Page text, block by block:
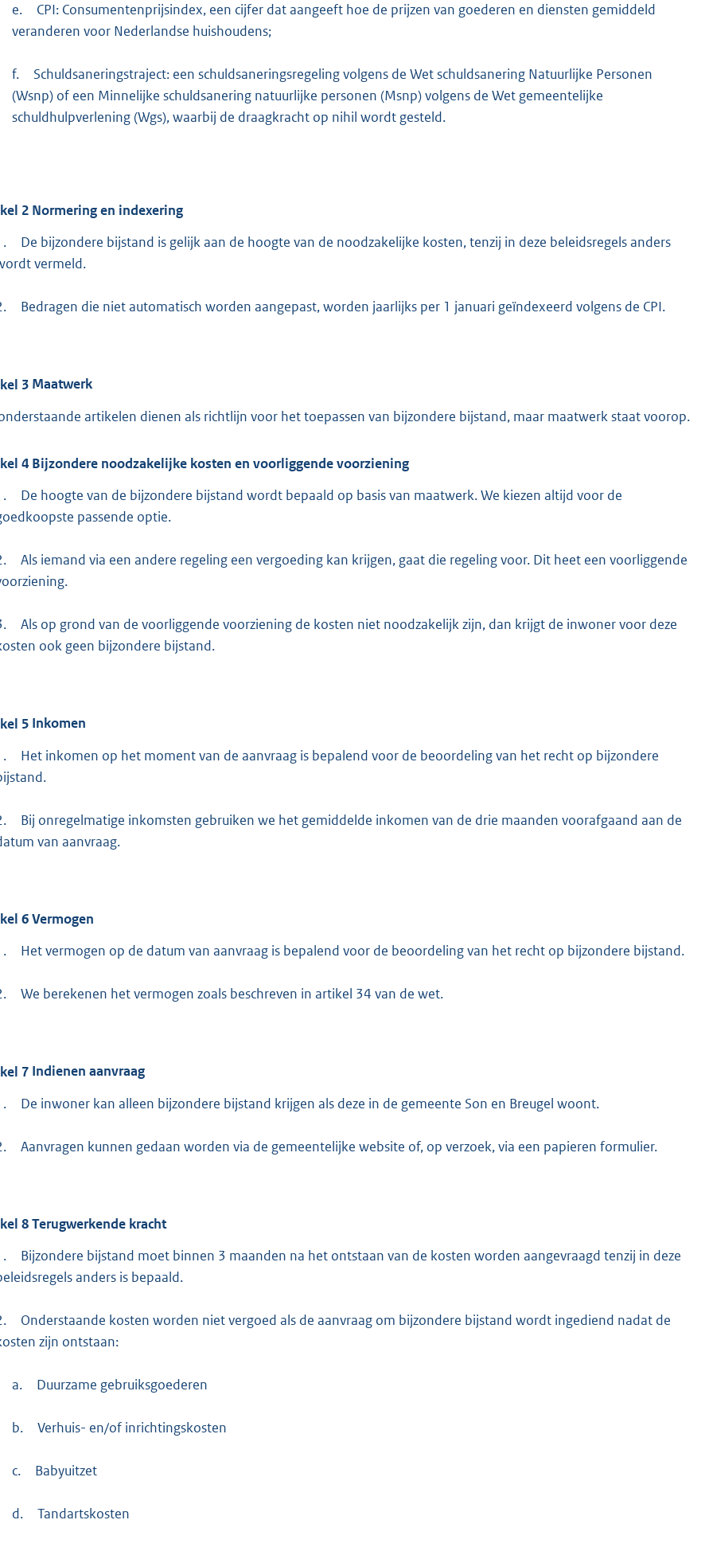
e.
CPI: Consumentenprijsindex, een cijfer dat aangeeft hoe de prijzen van goederen en diensten gemiddeld
veranderen voor Nederlandse huishoudens;
f.
Schuldsaneringstraject: een schuldsaneringsregeling volgens de Wet schuldsanering Natuurlijke Personen
(Wsnp) of een Minnelijke schuldsanering natuurlijke personen (Msnp) volgens de Wet gemeentelijke
schuldhulpverlening (Wgs), waarbij de draagkracht op nihil wordt gesteld.
2 Normering en indexering
De bijzondere bijstand is gelijk aan de hoogte van de noodzakelijke kosten, tenzij in deze beleidsregels anders
vermeld.
Bedragen die niet automatisch worden aangepast, worden jaarlijks per 1 januari geïndexeerd volgens de CPI.
3 Maatwerk
artikelen dienen als richtlijn voor het toepassen van bijzondere bijstand, maar maatwerk staat voorop.
4 Bijzondere noodzakelijke kosten en voorliggende voorziening
De hoogte van de bijzondere bijstand wordt bepaald op basis van maatwerk. We kiezen altijd voor de
passende optie.
Als iemand via een andere regeling een vergoeding kan krijgen, gaat die regeling voor. Dit heet een voorliggende
Als op grond van de voorliggende voorziening de kosten niet noodzakelijk zijn, dan krijgt de inwoner voor deze
ook geen bijzondere bijstand.
5 Inkomen
Het inkomen op het moment van de aanvraag is bepalend voor de beoordeling van het recht op bijzondere
Bij onregelmatige inkomsten gebruiken we het gemiddelde inkomen van de drie maanden voorafgaand aan de
van aanvraag.
6Vermogen
Het vermogen op de datum van aanvraag is bepalend voor de beoordeling van het recht op bijzondere bijstand.
We berekenen het vermogen zoals beschreven in artikel 34 van de wet.
7 Indienen aanvraag
De inwoner kan alleen bijzondere bijstand krijgen als deze in de gemeente Son en Breugel woont.
Aanvragen kunnen gedaan worden via de gemeentelijke website of, op verzoek, via een papieren formulier.
8Terugwerkende kracht
Bijzondere bijstand moet binnen 3 maanden na het ontstaan van de kosten worden aangevraagd tenzij in deze
anders is bepaald.
Onderstaande kosten worden niet vergoed als de aanvraag om bijzondere bijstand wordt ingediend nadat de
zijn ontstaan:
a. Duurzame gebruiksgoederen
b. Verhuis- en/of inrichtingskosten
c. Babyuitzet
d. Tandartskosten